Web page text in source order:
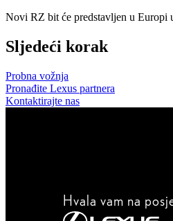
Novi RZ bit će predstavljen u Europi
Sljedeći korak
Probna vožnja
Pronađite Lexus partnera
Kontaktirajte nas
Hvala vam na